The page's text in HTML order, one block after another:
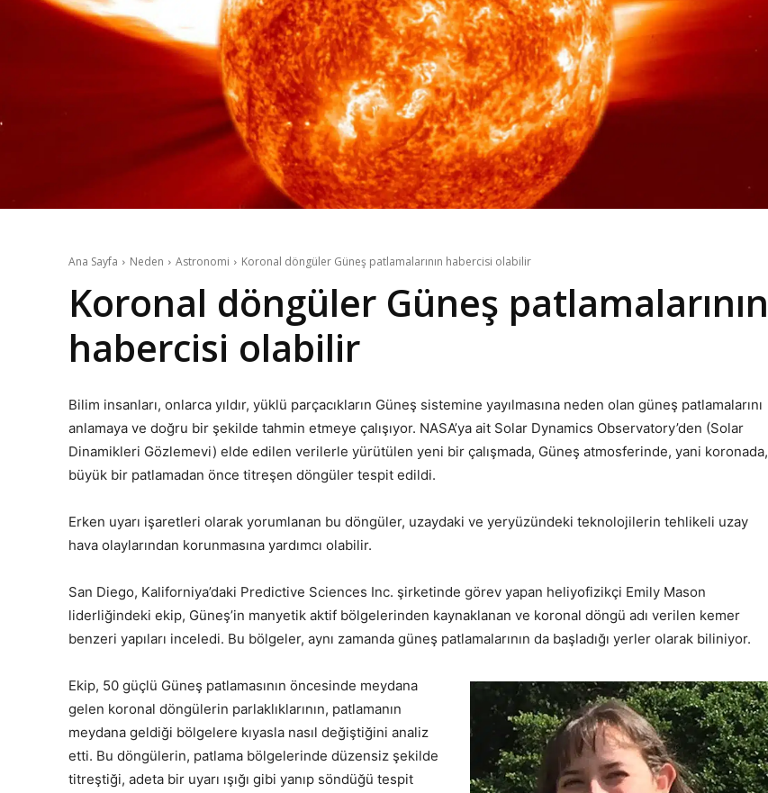
Ana Sayfa Neden Astronomi Koronal döngüler Güneş patlamalarının habercisi olabilir
Koronal döngüler Güneş patlamalarının
habercisi olabilir
Bilim insanları, onlarca yıldır, yüklü parçacıkların Güneş sistemine yayılmasına neden olan güneş patlamalarını
anlamaya ve doğru bir şekilde tahmin etmeye çalışıyor. NASA’ya ait Solar Dynamics Observatory’den (Solar
Dinamikleri Gözlemevi) elde edilen verilerle yürütülen yeni bir çalışmada, Güneş atmosferinde, yani koronada,
büyük bir patlamadan önce titreşen döngüler tespit edildi.
Erken uyarı işaretleri olarak yorumlanan bu döngüler, uzaydaki ve yeryüzündeki teknolojilerin tehlikeli uzay
hava olaylarından korunmasına yardımcı olabilir.
San Diego, Kaliforniya’daki Predictive Sciences Inc. şirketinde görev yapan heliyofizikçi Emily Mason
liderliğindeki ekip, Güneş’in manyetik aktif bölgelerinden kaynaklanan ve koronal döngü adı verilen kemer
benzeri yapıları inceledi. Bu bölgeler, aynı zamanda güneş patlamalarının da başladığı yerler olarak biliniyor.
Ekip, 50 güçlü Güneş patlamasının öncesinde meydana
gelen koronal döngülerin parlaklıklarının, patlamanın
meydana geldiği bölgelere kıyasla nasıl değiştiğini analiz
etti. Bu döngülerin, patlama bölgelerinde düzensiz şekilde
titreştiği, adeta bir uyarı ışığı gibi yanıp söndüğü tespit